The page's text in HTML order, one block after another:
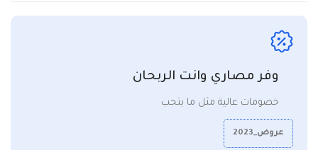
وفر مصاري وانت الربحان
خصومات عالية مثل ما بتحب
عروض_2023